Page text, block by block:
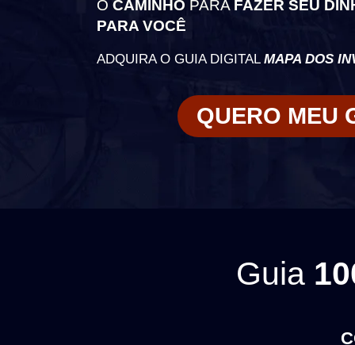
O CAMINHO PARA FAZER SEU
PARA VOCÊ
ADQUIRA O GUIA DIGITAL MAPA DOS
QUERO MEU
Guia